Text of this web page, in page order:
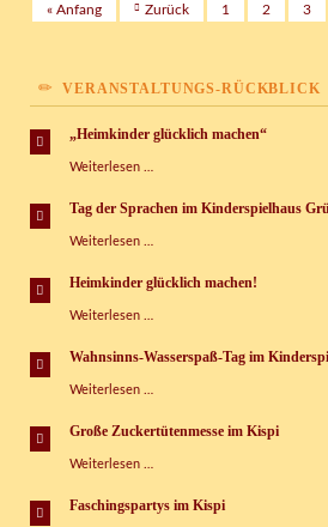
aufgebaut
« Anfang Zurück 1 2 3
VERANSTALTUNGS-RÜCKBLICK
„Heimkinder glücklich machen“
Weiterlesen …
machen“
Tag der Sprachen im Kinderspielhaus
Weiterlesen …
Sprachen
Kinderspielhaus
e.V.
Heimkinder glücklich machen!
Weiterlesen …
machen!
Wahnsinns-Wasserspaß-Tag im
Weiterlesen …
Tag
Kinderspielhaus
Große Zuckertütenmesse im Kispi
Weiterlesen …
im
Faschingspartys im Kispi